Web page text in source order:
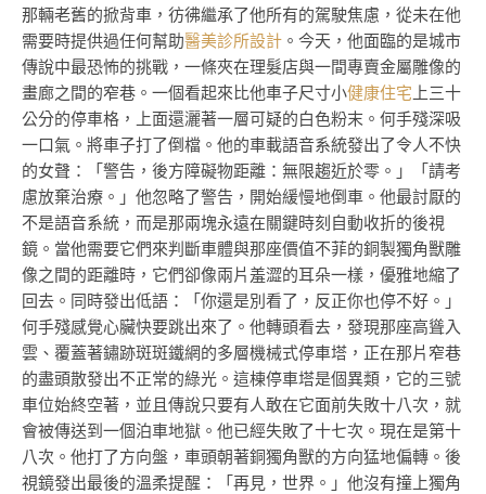
那輛老舊的掀背車，彷彿繼承了他所有的駕駛焦慮，從未在他
需要時提供過任何幫助醫美診所設計 。今天，他面臨的是城市
傳說中最恐怖的挑戰，一條夾在理髮店與一間專賣金屬雕像的
畫廊之間的窄巷。一個看起來比他車子尺寸小健康住宅 上三十
公分的停車格，上面還灑著一層可疑的白色粉末。何手殘深吸
一口氣。將車子打了倒檔。他的車載語音系統發出了令人不快
的女聲：「警告，後方障礙物距離：無限趨近於零。」「請考
慮放棄治療。」他忽略了警告，開始緩慢地倒車。他最討厭的
不是語音系統，而是那兩塊永遠在關鍵時刻自動收折的後視
鏡。當他需要它們來判斷車體與那座價值不菲的銅製獨角獸雕
像之間的距離時，它們卻像兩片羞澀的耳朵一樣，優雅地縮了
回去。同時發出低語：「你還是別看了，反正你也停不好。」
何手殘感覺心臟快要跳出來了。他轉頭看去，發現那座高聳入
雲、覆蓋著鏽跡斑斑鐵網的多層機械式停車塔，正在那片窄巷
的盡頭散發出不正常的綠光。這棟停車塔是個異類，它的三號
車位始終空著，並且傳說只要有人敢在它面前失敗十八次，就
會被傳送到一個泊車地獄。他已經失敗了十七次。現在是第十
八次。他打了方向盤，車頭朝著銅獨角獸的方向猛地偏轉。後
視鏡發出最後的溫柔提醒：「再見，世界。」他沒有撞上獨角